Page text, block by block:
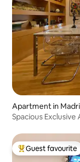
Apartment in
Spacious
Top guest
Guest favourite